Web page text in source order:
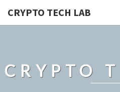
CRYPTO TECH LAB
CRYPTO